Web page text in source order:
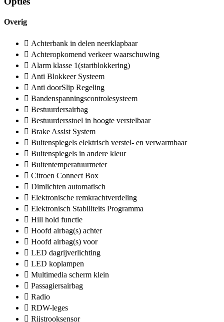
Overig
Achterbank in delen neerklapbaar
Achteropkomend verkeer waarschuwing
Alarm klasse 1(startblokkering)
Anti Blokkeer Systeem
Anti doorSlip Regeling
Bandenspanningscontrolesysteem
Bestuurdersairbag
Bestuurdersstoel in hoogte verstelbaar
Brake Assist System
Buitenspiegels elektrisch verstel- en verwarmbaar
Buitenspiegels in andere kleur
Buitentemperatuurmeter
Citroen Connect Box
Dimlichten automatisch
Elektronische remkrachtverdeling
Elektronisch Stabiliteits Programma
Hill hold functie
Hoofd airbag(s) achter
Hoofd airbag(s) voor
LED dagrijverlichting
LED koplampen
Multimedia scherm klein
Passagiersairbag
Radio
RDW-leges
Rijstrooksensor